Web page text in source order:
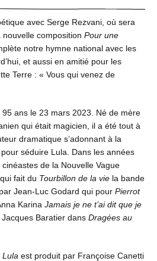
avec Serge Rezvani, où sera
composition Pour une
notre hymne national avec les
et aussi en amitié pour les
Terre : « Vous qui venez de
95 ans le 23 mars 2023. Né de mère
qui était magicien, il a été tout à
dramatique s’adonnant à la
séduire Lula. Dans les années
de la Nouvelle Vague
fait du Tourbillon de la vie la bande
par Jean-Luc Godard qui pour Pierrot
Karina Jamais je ne t’ai dit que je
Jacques Baratier dans Dragées au
Lula est produit par Françoise Canetti